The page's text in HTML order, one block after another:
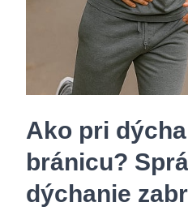
Ako pri
bránicu?
dýchanie